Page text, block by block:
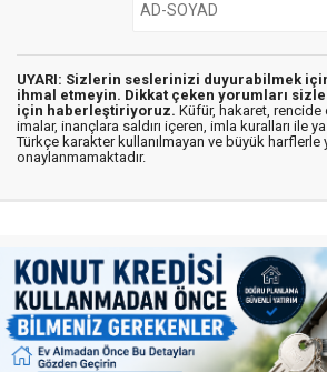
UYARI: Sizlerin seslerinizi duyurabilmek
ihmal etmeyin. Dikkat çeken yorumları
için haberleştiriyoruz. Küfür, hakaret, rencide
imalar, inançlara saldırı içeren, imla kuralları ile
Türkçe karakter kullanılmayan ve büyük harflerle
onaylanmamaktadır.